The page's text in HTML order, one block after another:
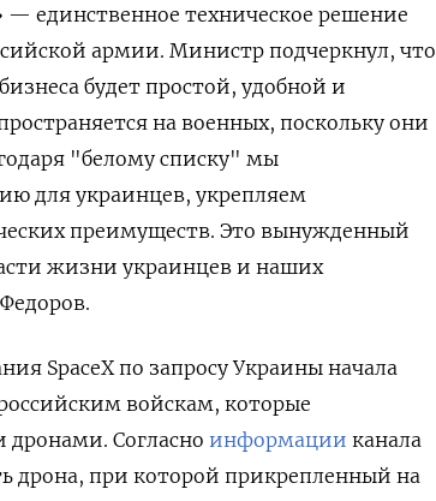
— единственное техническое решение
армии. Министр подчеркнул, что
будет простой, удобной и
на военных, поскольку они
"белому списку" мы
для украинцев, укрепляем
преимуществ. Это вынужденный
жизни украинцев и наших
SpaceXпо запросу Украины начала
войскам, которые
дронами. Согласно информации канала
дрона, при которой прикрепленный на